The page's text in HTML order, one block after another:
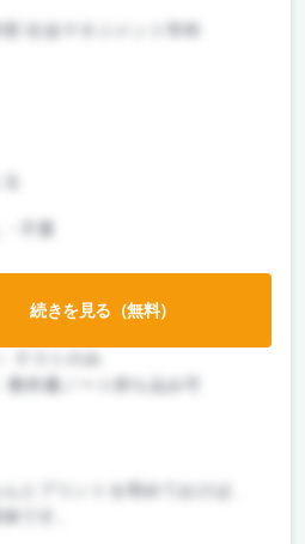
不要
教科書ノート持ち込み可
続きを見る（無料）